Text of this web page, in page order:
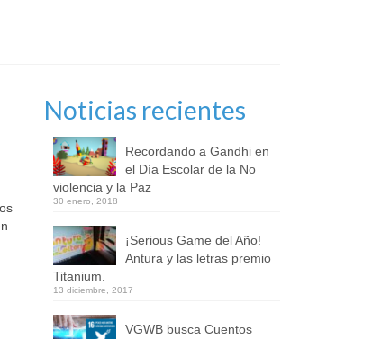
Noticias recientes
Recordando a Gandhi en
el Día Escolar de la No
violencia y la Paz
30 enero, 2018
¡Serious Game del Año!
Antura y las letras premio
Titanium.
13 diciembre, 2017
VGWB busca Cuentos